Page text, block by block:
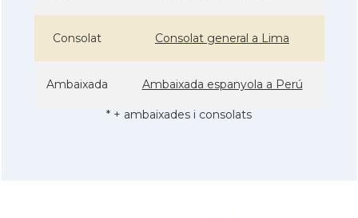
Consolat Consolat general a Lima
Ambaixada Ambaixada espanyola a Perú
* + ambaixades i consolats